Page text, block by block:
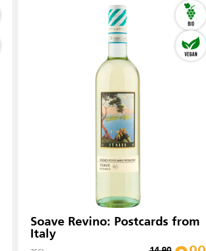
Soave Revino: Postcards from
Italy